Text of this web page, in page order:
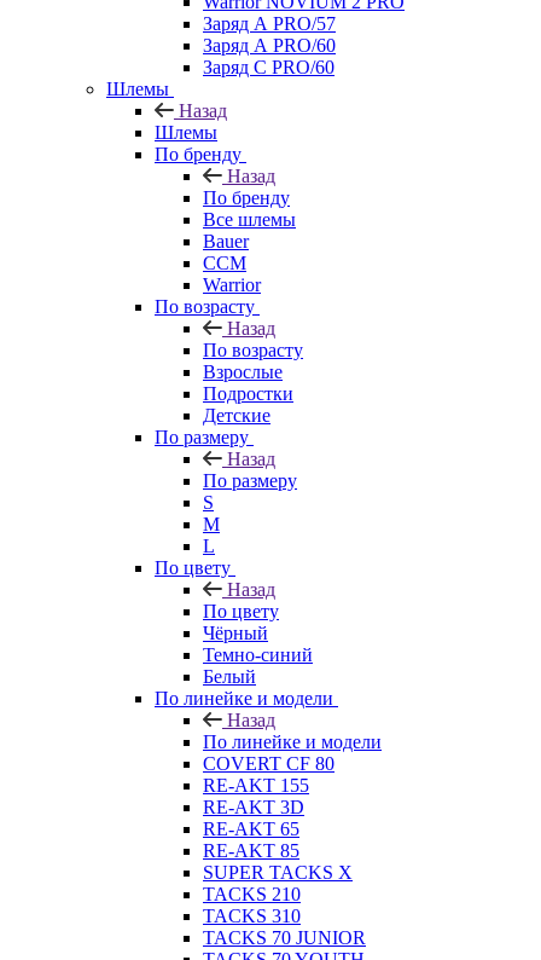
Заряд А PRO/57
Заряд А PRO/60
Заряд С PRO/60
Шлемы
Назад
Шлемы
По бренду
Назад
По бренду
Все шлемы
Bauer
CCM
Warrior
По возрасту
Назад
По возрасту
Взрослые
Подростки
Детские
По размеру
Назад
По размеру
S
M
L
По цвету
Назад
По цвету
Чёрный
Темно-синий
Белый
По линейке и модели
Назад
По линейке и модели
COVERT CF 80
RE-AKT 155
RE-AKT 3D
RE-AKT 65
RE-AKT 85
SUPER TACKS X
TACKS 210
TACKS 310
TACKS 70 JUNIOR